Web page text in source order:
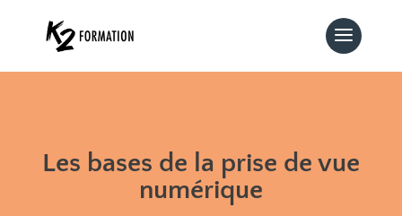
Les bases de la prise de vue
numérique